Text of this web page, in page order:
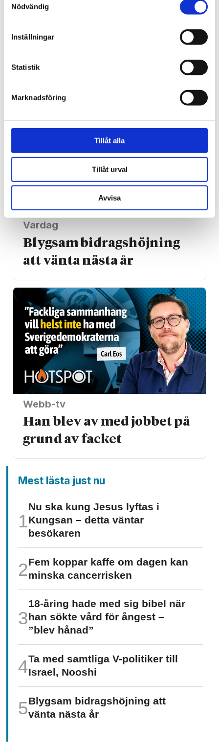
Nödvändig
Inställningar
Statistik
Marknadsföring
Tillåt alla
Tillåt urval
Avvisa
bibel när han sökte vård
Vardag
Blygsam bidrags­höjning
att vänta nästa år
Webb-tv
Han blev av med jobbet på
grund av facket
Mest lästa just nu
Nu ska kung Jesus lyftas i
Kungsan – detta väntar
besökaren
Fem koppar kaffe om dagen kan
minska cancer­risken
18-åring hade med sig bibel när
han sökte vård för ångest –
”blev hånad”
Ta med samtliga V-politiker till
Israel, Nooshi
Blygsam bidrags­höjning att
vänta nästa år